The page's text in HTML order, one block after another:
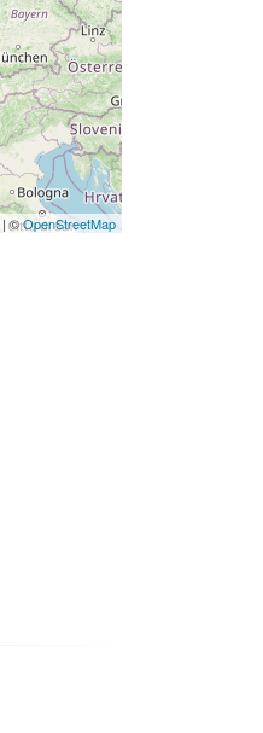
| ©OpenStreetMap